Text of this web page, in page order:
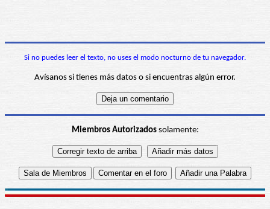
Si no puedes leer el texto, no uses el modo nocturno de tu navegador.
Avísanos si tienes más datos o si encuentras algún error.
Miembros Autorizadossolamente: